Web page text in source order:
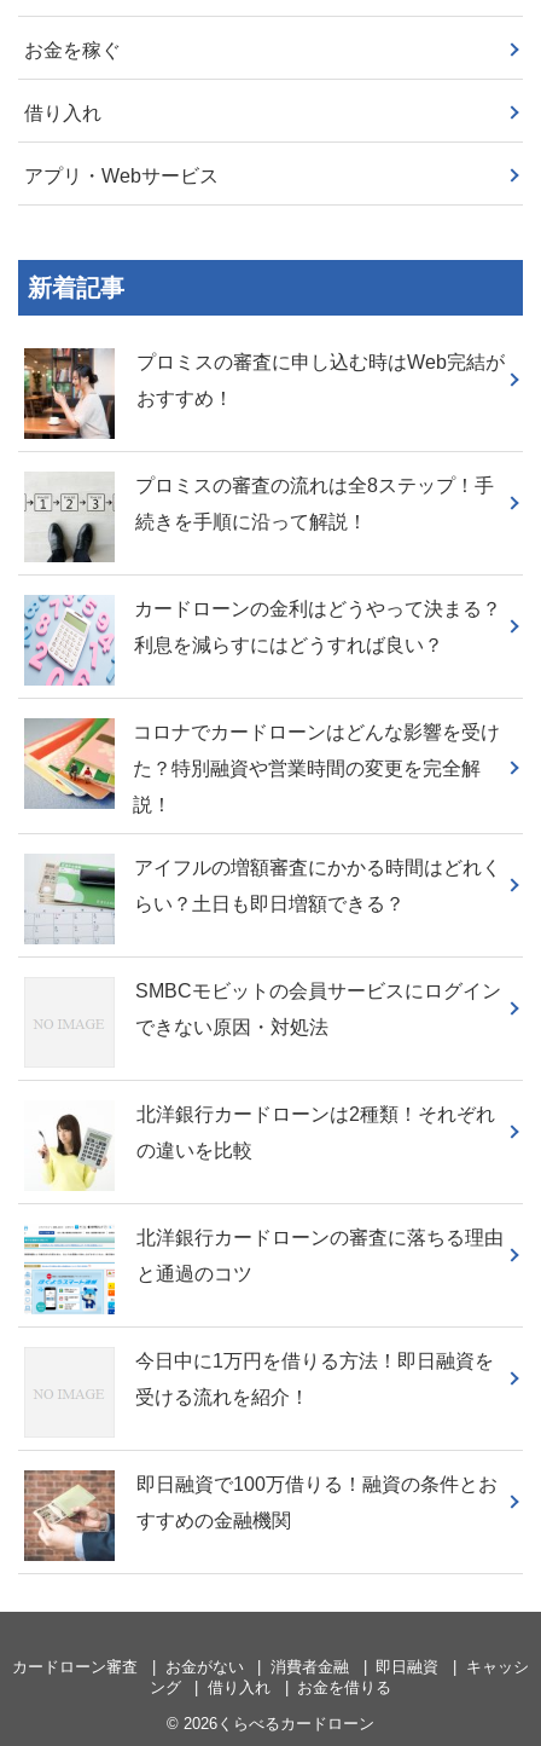
お金を稼ぐ
借り入れ
アプリ・Webサービス
新着記事
プロミスの審査に申し込む時はWeb完結が
おすすめ！
プロミスの審査の流れは全8ステップ！手
続きを手順に沿って解説！
カードローンの金利はどうやって決まる？
利息を減らすにはどうすれば良い？
コロナでカードローンはどんな影響を受け
た？特別融資や営業時間の変更を完全解
説！
アイフルの増額審査にかかる時間はどれく
らい？土日も即日増額できる？
SMBCモビットの会員サービスにログイン
できない原因・対処法
北洋銀行カードローンは2種類！それぞれ
の違いを比較
北洋銀行カードローンの審査に落ちる理由
と通過のコツ
今日中に1万円を借りる方法！即日融資を
受ける流れを紹介！
即日融資で100万借りる！融資の条件とお
すすめの金融機関
カードローン審査 お金がない 消費者金融 即日融資
キャッシ
ング
借り入れ
お金を借りる
© 2026くらべるカードローン